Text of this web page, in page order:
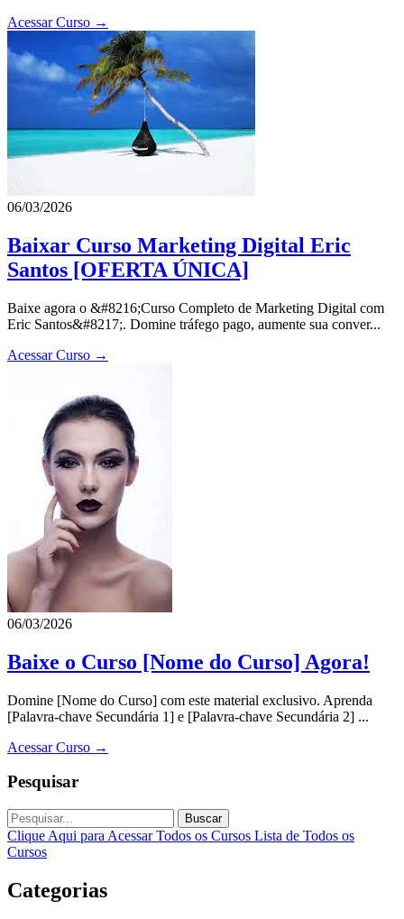
Acessar Curso →
06/03/2026
Baixar Curso Marketing Digital Eric
Santos [OFERTA ÚNICA]
Baixe agora o &#8216;Curso Completo de Marketing Digital com
Eric Santos&#8217;. Domine tráfego pago, aumente sua conver...
Acessar Curso →
06/03/2026
Baixe o Curso [Nome do Curso] Agora!
Domine [Nome do Curso] com este material exclusivo. Aprenda
[Palavra-chave Secundária 1] e [Palavra-chave Secundária 2] ...
Acessar Curso →
Pesquisar
Buscar
Clique Aqui para Acessar Todos os Cursos Lista de Todos os
Cursos
Categorias